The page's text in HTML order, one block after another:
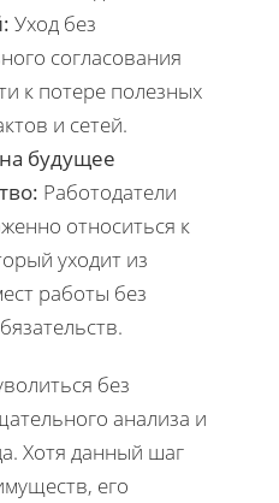
Уход без
согласования
к потере полезных
и сетей.
будущее
Работодатели
относиться к
уходит из
работы без
без
анализа и
Хотя данный шаг
его